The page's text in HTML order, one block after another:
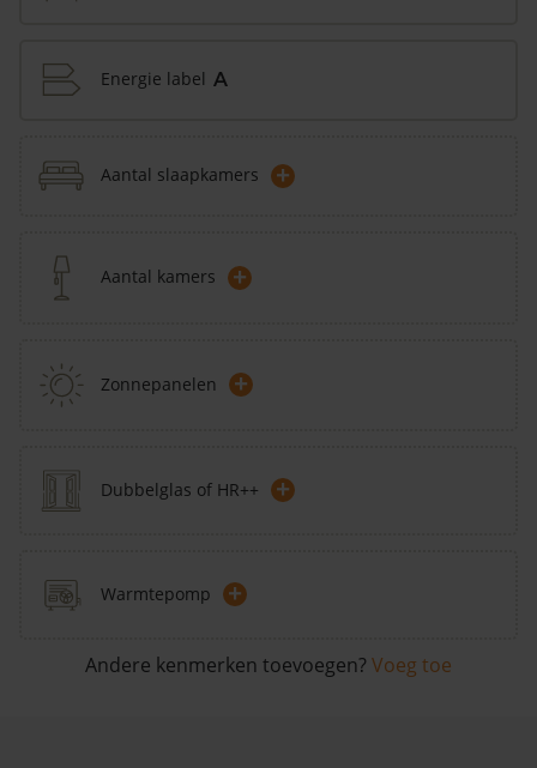
Energie label A
Aantal slaapkamers +
Aantal kamers +
Zonnepanelen +
Dubbelglas of HR++ +
Warmtepomp +
Andere kenmerken toevoegen? Voeg toe